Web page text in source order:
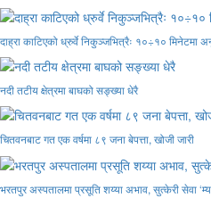
दाह्रा काटिएको ध्रुर्वे निकुञ्जभित्रैः १०÷१० मिनेटमा
नदी तटीय क्षेत्रमा बाघको सङ्ख्या धेरै
चितवनबाट गत एक वर्षमा ८९ जना बेपत्ता, खोजी जारी
भरतपुर अस्पतालमा प्रसूति शय्या अभाव, सुत्केरी सेवा